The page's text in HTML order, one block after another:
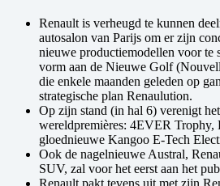
Renault is verheugd te kunnen
autosalon van Parijs om er zijn
nieuwe productiemodellen voor te
vorm aan de Nieuwe Golf
die enkele maanden geleden op
strategische plan Renaulution.
Op zijn stand (in hal 6) verenigt
wereldpremières: 4EVER
gloednieuwe Kangoo E-Tech
Ook de nagelnieuwe Austral,
SUV, zal voor het eerst aan het
Renault pakt tevens uit met zijn